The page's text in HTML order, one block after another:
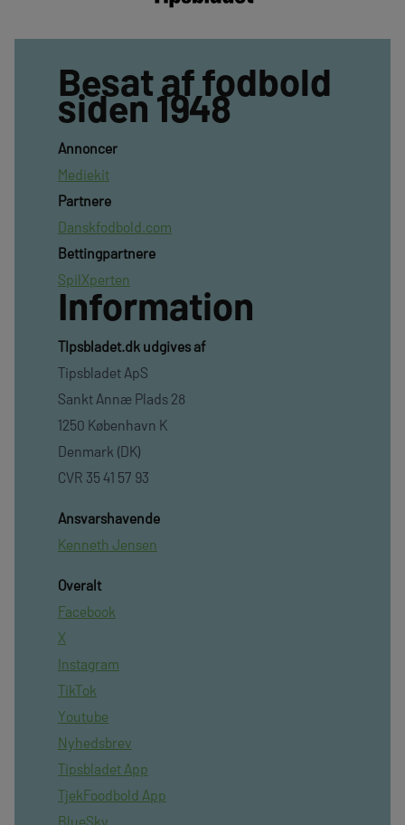
Besat af fodbold
siden 1948
Annoncer
Mediekit
Partnere
Danskfodbold.com
Bettingpartnere
SpilXperten
Information
TIpsbladet.dk udgives af
Tipsbladet ApS
Sankt Annæ Plads 28
1250 København K
Denmark (DK)
CVR 35 41 57 93
Ansvarshavende
Kenneth Jensen
Overalt
Facebook
X
Instagram
TikTok
Youtube
Nyhedsbrev
Tipsbladet App
TjekFoodbold App
BlueSky